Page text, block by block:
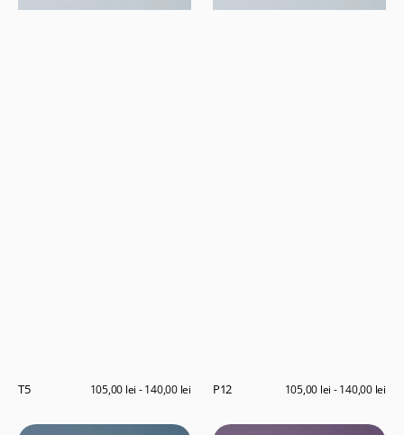
T5
Preț
105,00 lei - 140,00 lei P12
Preț
105,00 lei - 140,00 lei